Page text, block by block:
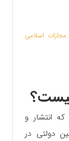
اسلامی
انتشار و
دولتی در